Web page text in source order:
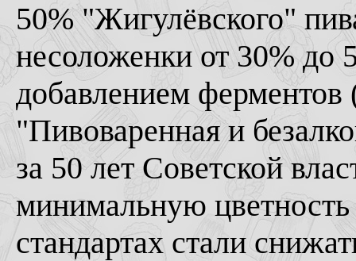
50% "Жигулёвского"
несоложенки от 30% до
добавлением
"Пивоваренная и
за 50 лет Советской
минимальную
стандартах стали